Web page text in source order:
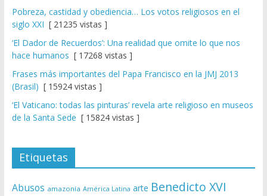
Pobreza, castidad y obediencia… Los votos religiosos en el
siglo XXI [ 21235 vistas ]
‘El Dador de Recuerdos’: Una realidad que omite lo que nos
hace humanos [ 17268 vistas ]
Frases más importantes del Papa Francisco en la JMJ 2013
(Brasil) [ 15924 vistas ]
‘El Vaticano: todas las pinturas’ revela arte religioso en museos
de la Santa Sede [ 15824 vistas ]
Etiquetas
Abusos amazonía América Latina arte Benedicto XVI